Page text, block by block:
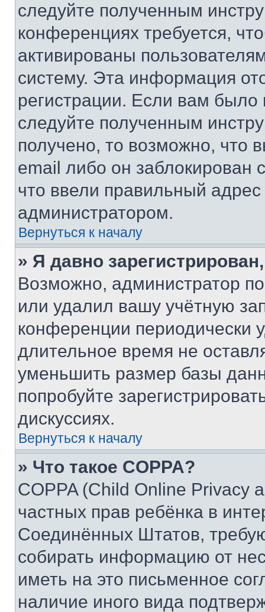
следуйте полученным
конференциях требуется,
активированы
систему. Эта информация
регистрации. Если вам
следуйте полученным
получено, то возможно, что
email либо он
что ввели правильный адрес
администратором.
Вернуться к началу
» Я давно
Возможно, администратор
или удалил вашу учётную
конференции периодически
длительное время не
уменьшить размер базы
попробуйте
дискуссиях.
Вернуться к началу
» Что такое COPPA?
COPPA (Child Online Privacy
частных прав ребёнка в
Соединённых Штатов,
собирать информацию от
иметь на это письменное
наличие иного вида